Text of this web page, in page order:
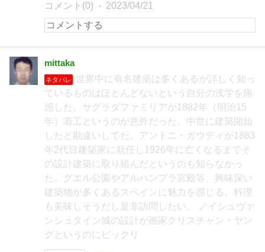
コメント(0) 2023/04/21
mittaka
ネタバレ
世界中に有名建築は多くあるが詳しく知っ
ているものはほとんどないという自分の浅学を痛
感した。サグラダファミリアが1882年（明治15
年）着工というのが意外だった、中世に建築開始
したと勘違いしてた。アントニ・ガウディが1883
年2代目建築家に就任し1926年に亡くなるまでそ
の設計建築に取り組んだというのも知らなかっ
た。グエル公園やアルハンブラ宮殿等、興味深い
建築物が多くあるスペインに魅力を感じる、料理
も美味しそうだし是非訪問したい。 ノイシュヴァ
ンシュタイン城の設計が画家クリスチャン・ヤン
グというのにビックリ